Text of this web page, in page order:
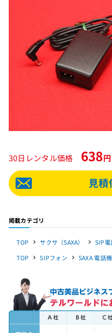
30日レンタル価格 638円
掲載カテゴリ
TOP サクサ（SAXA）
SIP
TOP
SIPフォン SAXA 電話機